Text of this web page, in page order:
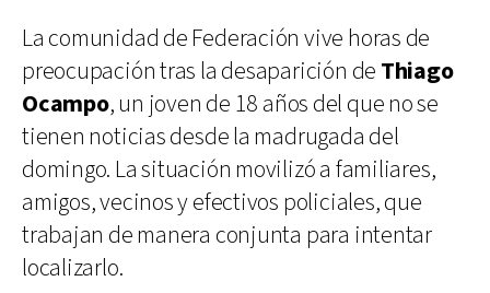
La comunidad de Federación vive horas de
preocupación tras la desaparición de Thiago
Ocampo, un joven de 18 años del que no se
tienen noticias desde la madrugada del
domingo. La situación movilizó a familiares,
amigos, vecinos y efectivos policiales, que
trabajan de manera conjunta para intentar
localizarlo.